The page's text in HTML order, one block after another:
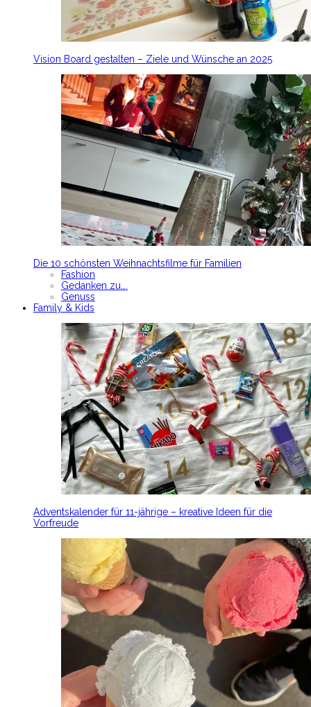
Vision Board gestalten – Ziele und Wünsche an 2025
Die 10 schönsten Weihnachtsfilme für Familien
Fashion
Gedanken zu….
Genuss
Family & Kids
Adventskalender für 11-jährige – kreative Ideen für die
Vorfreude